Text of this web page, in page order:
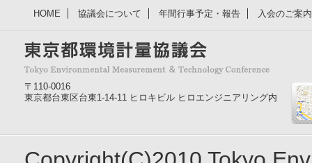
HOME 協議会について 年間行事予定・報告 入会のご案
〒110-0016
東京都台東区台東1-14-11 ヒロキビル ヒロエンジニアリング内